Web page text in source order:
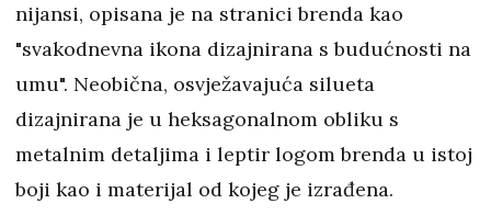
nijansi, opisana je na stranici brenda kao
"svakodnevna ikona dizajnirana s budućnosti na
umu". Neobična, osvježavajuća silueta
dizajnirana je u heksagonalnom obliku s
metalnim detaljima i leptir logom brenda u istoj
boji kao i materijal od kojeg je izrađena.